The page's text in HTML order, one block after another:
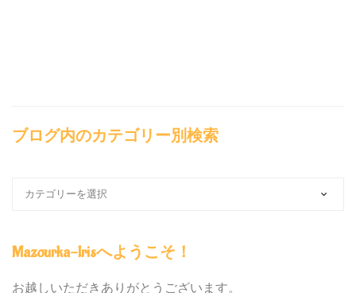
ブログ内のカテゴリー別検索
の
テ
Mazourka-Irisへようこそ！
お越しいただきありがとうございます。